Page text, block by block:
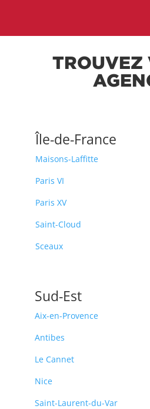
TROUVEZ
Île-de-France
Maisons-Laffitte
Paris VI
Paris XV
Saint-Cloud
Sceaux
Sud-Est
Aix-en-Provence
Antibes
Le Cannet
Nice
Saint-Laurent-du-Var